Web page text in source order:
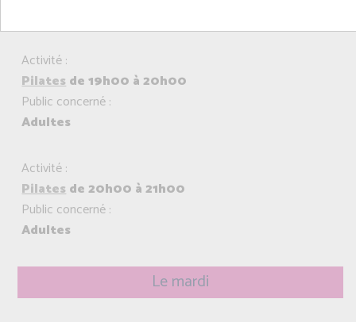
Activité :
Pilatesde 19h00 à 20h00
Public concerné :
Adultes
Activité :
Pilatesde 20h00 à 21h00
Public concerné :
Adultes
Le mardi